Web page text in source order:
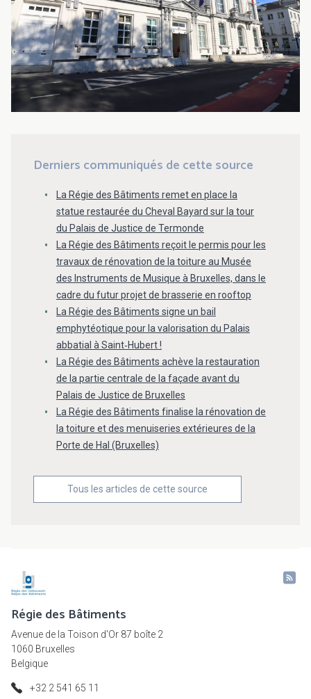
Derniers communiqués de cette source
La Régie des Bâtiments remet en place la
statue restaurée du Cheval Bayard sur la tour
du Palais de Justice de Termonde
La Régie des Bâtiments reçoit le permis pour les
travaux de rénovation de la toiture au Musée
des Instruments de Musique à Bruxelles, dans le
cadre du futur projet de brasserie en rooftop
La Régie des Bâtiments signe un bail
emphytéotique pour la valorisation du Palais
abbatial à Saint‑Hubert !
La Régie des Bâtiments achève la restauration
de la partie centrale de la façade avant du
Palais de Justice de Bruxelles
La Régie des Bâtiments finalise la rénovation de
la toiture et des menuiseries extérieures de la
Porte de Hal (Bruxelles)
Tous les articles de cette source
Régie des Bâtiments
Avenue de la Toison d'Or 87 boîte 2
1060 Bruxelles
Belgique
+32 2 541 65 11